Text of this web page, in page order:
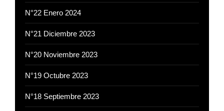
N°22 Enero 2024
N°21 Diciembre 2023
N°20 Noviembre 2023
N°19 Octubre 2023
N°18 Septiembre 2023